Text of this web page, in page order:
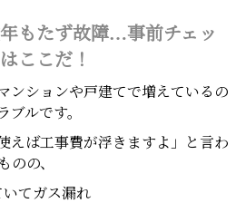
もたず故障…事前チェッ
ここだ！
ンションや戸建てで増えているの
ブルです。
えば工事費が浮きますよ」と言わ
のの、
てガス漏れ